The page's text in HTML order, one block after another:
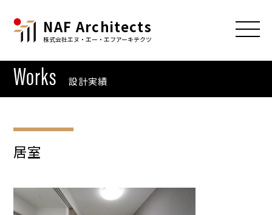
NAF Architects
株式会社エヌ・エー・エフアーキテクツ
Works 設計実績
居室